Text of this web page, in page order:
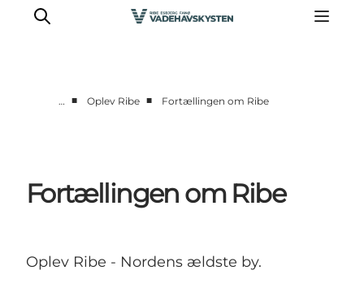
Oplev Fanø
Oplev Mandø
Det Sker
… ■ Oplev Ribe ■ Fortællingen om Ribe
Fortællingen om Ribe
Oplev Ribe - Nordens ældste by.